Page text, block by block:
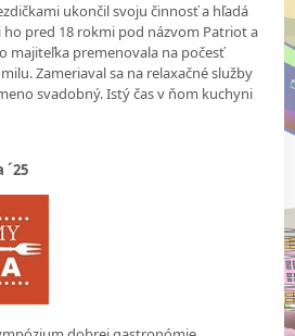
ukončil svoju činnosť a hľadá
pred 18 rokmi pod názvom Patriot a
majiteľka premenovala na počesť
Zameriaval sa na relaxačné služby
svadobný. Istý čas v ňom kuchyni